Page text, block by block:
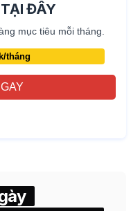
ĐÂY
mục tiêu mỗi tháng.
tháng